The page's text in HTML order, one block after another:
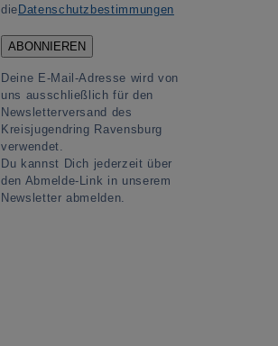
dieDatenschutzbestimmungen
Deine E-Mail-Adresse wird von
uns ausschließlich für den
Newsletterversand des
Kreisjugendring Ravensburg
verwendet.
Du kannst Dich jederzeit über
den Abmelde-Link in unserem
Newsletter abmelden.